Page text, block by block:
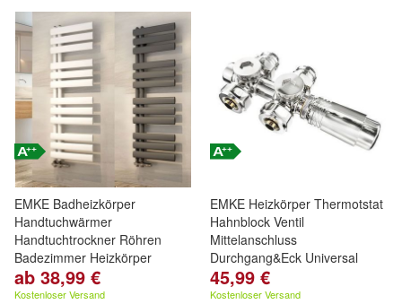
EMKE Badheizkörper
Handtuchwärmer
Handtuchtrockner Röhren
Badezimmer Heizkörper
ab 38,99 €
Kostenloser Versand
EMKE Heizkörper Thermotstat
Hahnblock Ventil
Mittelanschluss
Durchgang&Eck Universal
45,99 €
Kostenloser Versand